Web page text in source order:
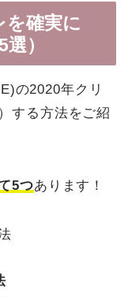
を確実に
）
の2020年クリ
する方法をご紹
5つあります！